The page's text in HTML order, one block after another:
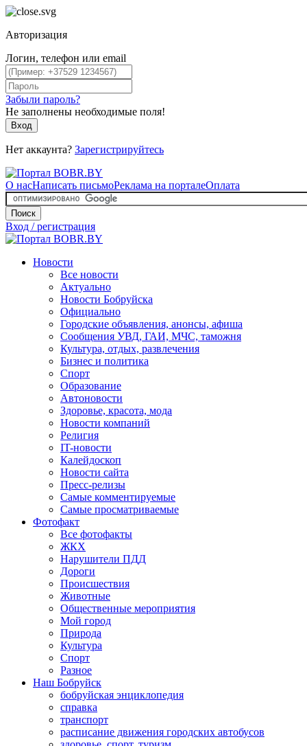
Авторизация
Логин, телефон или email
Забыли пароль?
Не заполнены необходимые поля!
Вход
Нет аккаунта? Зарегистрируйтесь
О насНаписать письмоРеклама на порталеОплата
Поиск
Вход / регистрация
Новости
Все новости
Актуально
Новости Бобруйска
Официально
Городские объявления, анонсы, афиша
Сообщения УВД, ГАИ, МЧС, таможня
Культура, отдых, развлечения
Бизнес и политика
Спорт
Образование
Автоновости
Здоровье, красота, мода
Новости компаний
Религия
IT-новости
Калейдоскоп
Новости сайта
Пресс-релизы
Самые комментируемые
Самые просматриваемые
Фотофакт
Все фотофакты
ЖКХ
Нарушители ПДД
Дороги
Происшествия
Животные
Общественные мероприятия
Мой город
Природа
Культура
Спорт
Разное
Наш Бобруйск
бобруйская энциклопедия
справка
транспорт
расписание движения городских автобусов